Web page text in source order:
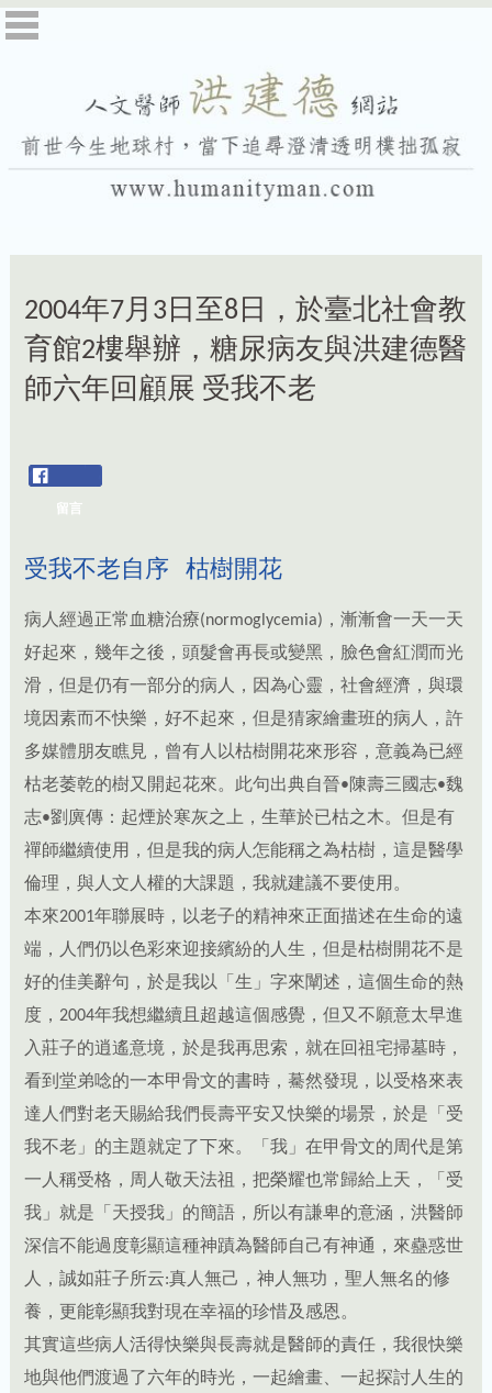
2004年7月3日至8日，於臺北社會教
育館2樓舉辦，糖尿病友與洪建德醫
師六年回顧展 受我不老
留言
受我不老自序 枯樹開花
病人經過正常血糖治療(normoglycemia)，漸漸會一天一天
好起來，幾年之後，頭髮會再長或變黑，臉色會紅潤而光
滑，但是仍有一部分的病人，因為心靈，社會經濟，與環
境因素而不快樂，好不起來，但是猜家繪畫班的病人，許
多媒體朋友瞧見，曾有人以枯樹開花來形容，意義為已經
枯老萎乾的樹又開起花來。此句出典自晉•陳壽三國志•魏
志•劉廙傳：起煙於寒灰之上，生華於已枯之木。但是有
禪師繼續使用，但是我的病人怎能稱之為枯樹，這是醫學
倫理，與人文人權的大課題，我就建議不要使用。
本來2001年聯展時，以老子的精神來正面描述在生命的遠
端，人們仍以色彩來迎接繽紛的人生，但是枯樹開花不是
好的佳美辭句，於是我以「生」字來闡述，這個生命的熱
度，2004年我想繼續且超越這個感覺，但又不願意太早進
入莊子的逍遙意境，於是我再思索，就在回祖宅掃墓時，
看到堂弟唸的一本甲骨文的書時，驀然發現，以受格來表
達人們對老天賜給我們長壽平安又快樂的場景，於是「受
我不老」的主題就定了下來。「我」在甲骨文的周代是第
一人稱受格，周人敬天法祖，把榮耀也常歸給上天，「受
我」就是「天授我」的簡語，所以有謙卑的意涵，洪醫師
深信不能過度彰顯這種神蹟為醫師自己有神通，來蠱惑世
人，誠如莊子所云:真人無己，神人無功，聖人無名的修
養，更能彰顯我對現在幸福的珍惜及感恩。
其實這些病人活得快樂與長壽就是醫師的責任，我很快樂
地與他們渡過了六年的時光，一起繪畫、一起探討人生的